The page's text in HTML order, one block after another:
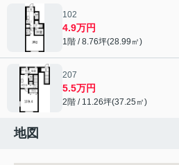
102
4.9万円
1階 / 8.76坪(28.99㎡)
207
5.5万円
2階 / 11.26坪(37.25㎡)
地図